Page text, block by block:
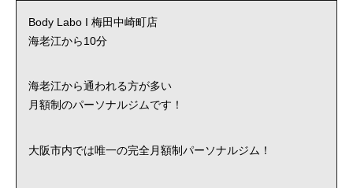
Body Labo I 梅田中崎町店
海老江から10分
海老江から通われる方が多い
月額制のパーソナルジムです！
大阪市内では唯一の完全月額制パーソナルジム！